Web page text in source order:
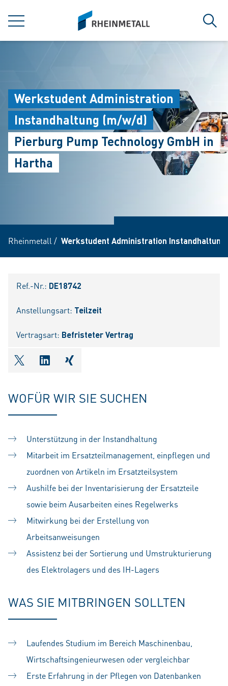
MENÜ
siteLogo
Werkstudent Administration
Instandhaltung (m/w/d)
Pierburg Pump Technology GmbH in
Hartha
Rheinmetall / Werkstudent Administration Instandhaltung
Ref.-Nr.: DE18742
Anstellungsart: Teilzeit
Vertragsart: Befristeter Vertrag
shareOntwitter
shareOnlinkedIn
shareOnxing
WOFÜR WIR SIE SUCHEN
Unterstützung in der Instandhaltung
Mitarbeit im Ersatzteilmanagement, einpflegen und
zuordnen von Artikeln im Ersatzteilsystem
Aushilfe bei der Inventarisierung der Ersatzteile
sowie beim Ausarbeiten eines Regelwerks
Mitwirkung bei der Erstellung von
Arbeitsanweisungen
Assistenz bei der Sortierung und Umstrukturierung
des Elektrolagers und des IH-Lagers
WAS SIE MITBRINGEN SOLLTEN
Laufendes Studium im Bereich Maschinenbau,
Wirtschaftsingenieurwesen oder vergleichbar
Erste Erfahrung in der Pflegen von Datenbanken